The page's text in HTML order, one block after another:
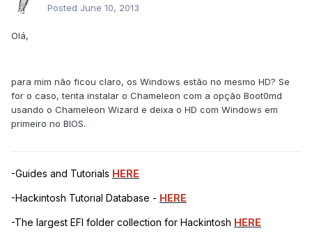
Posted June 10, 2013
Olá,
para mim não ficou claro, os Windows estão no mesmo HD? Se
for o caso, tenta instalar o Chameleon com a opção Boot0md
usando o Chameleon Wizard e deixa o HD com Windows em
primeiro no BIOS.
-Guides and Tutorials HERE
-Hackintosh Tutorial Database - HERE
-The largest EFI folder collection for Hackintosh HERE